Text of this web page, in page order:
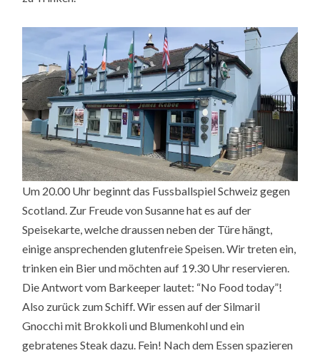
Um 20.00 Uhr beginnt das Fussballspiel Schweiz gegen
Scotland. Zur Freude von Susanne hat es auf der
Speisekarte, welche draussen neben der Türe hängt,
einige ansprechenden glutenfreie Speisen. Wir treten ein,
trinken ein Bier und möchten auf 19.30 Uhr reservieren.
Die Antwort vom Barkeeper lautet: “No Food today”!
Also zurück zum Schiff. Wir essen auf der Silmaril
Gnocchi mit Brokkoli und Blumenkohl und ein
gebratenes Steak dazu. Fein! Nach dem Essen spazieren